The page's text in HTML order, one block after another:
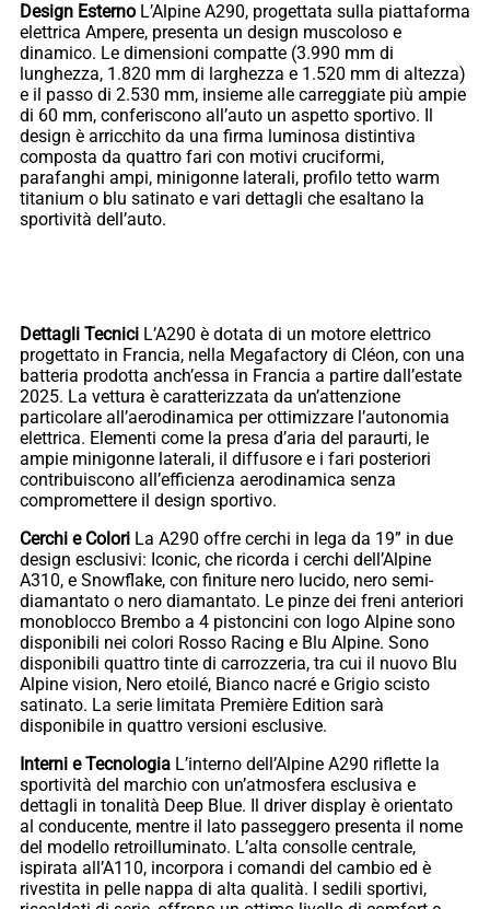
Design Esterno L’Alpine A290, progettata sulla piattaforma
elettrica Ampere, presenta un design muscoloso e
dinamico. Le dimensioni compatte (3.990 mm di
lunghezza, 1.820 mm di larghezza e 1.520 mm di altezza)
e il passo di 2.530 mm, insieme alle carreggiate più ampie
di 60 mm, conferiscono all’auto un aspetto sportivo. Il
design è arricchito da una firma luminosa distintiva
composta da quattro fari con motivi cruciformi,
parafanghi ampi, minigonne laterali, profilo tetto warm
titanium o blu satinato e vari dettagli che esaltano la
sportività dell’auto.
Dettagli Tecnici L’A290 è dotata di un motore elettrico
progettato in Francia, nella Megafactory di Cléon, con una
batteria prodotta anch’essa in Francia a partire dall’estate
2025. La vettura è caratterizzata da un’attenzione
particolare all’aerodinamica per ottimizzare l’autonomia
elettrica. Elementi come la presa d’aria del paraurti, le
ampie minigonne laterali, il diffusore e i fari posteriori
contribuiscono all’efficienza aerodinamica senza
compromettere il design sportivo.
Cerchi e Colori La A290 offre cerchi in lega da 19” in due
design esclusivi: Iconic, che ricorda i cerchi dell’Alpine
A310, e Snowflake, con finiture nero lucido, nero semi-
diamantato o nero diamantato. Le pinze dei freni anteriori
monoblocco Brembo a 4 pistoncini con logo Alpine sono
disponibili nei colori Rosso Racing e Blu Alpine. Sono
disponibili quattro tinte di carrozzeria, tra cui il nuovo Blu
Alpine vision, Nero etoilé, Bianco nacré e Grigio scisto
satinato. La serie limitata Première Edition sarà
disponibile in quattro versioni esclusive.
Interni e Tecnologia L’interno dell’Alpine A290 riflette la
sportività del marchio con un’atmosfera esclusiva e
dettagli in tonalità Deep Blue. Il driver display è orientato
al conducente, mentre il lato passeggero presenta il nome
del modello retroilluminato. L’alta consolle centrale,
ispirata all’A110, incorpora i comandi del cambio ed è
rivestita in pelle nappa di alta qualità. I sedili sportivi,